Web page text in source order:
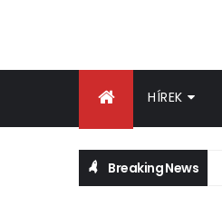
HÍREK
Breaking News